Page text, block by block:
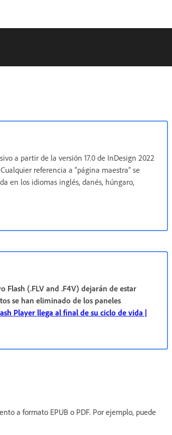
a partir de la versión 17.0 de InDesign 2022
referencia a “página maestra” se
en los idiomas inglés, danés, húngaro,
Flash (.FLV and .F4V) dejarán de estar
se han eliminado de los paneles
Player llega al final de su ciclo de vida |
a formato EPUB o PDF. Por ejemplo, puede